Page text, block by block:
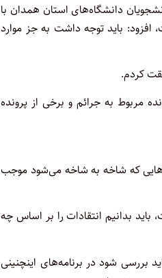
دانشگاه‌های استان همدان با
باید توجه داشت به جز موارد
کردم.
مربوط به جرائم و برخی از پرونده
که شاخه به شاخه می‌شود موجب
بدانیم انتقادات را بر اساس چه
بررسی شود در برنامه‌های اینچنینی